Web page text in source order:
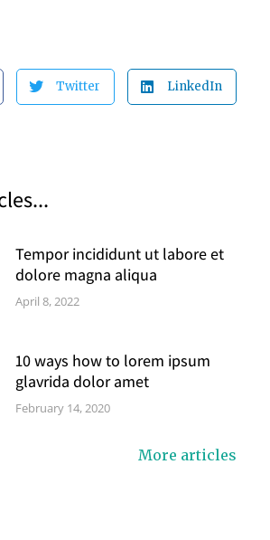
Twitter LinkedIn
Tempor incididunt ut labore et
dolore magna aliqua
April 8, 2022
10 ways how to lorem ipsum
glavrida dolor amet
February 14, 2020
More articles